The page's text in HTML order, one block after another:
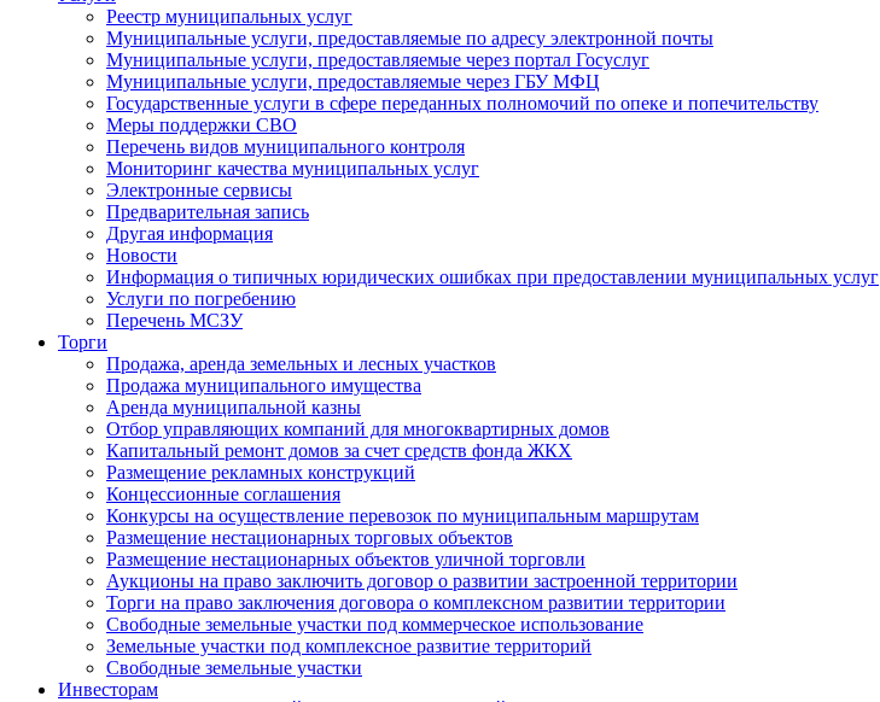
Реестр муниципальных услуг
Муниципальные услуги, предоставляемые по адресу электронной почты
Муниципальные услуги, предоставляемые через портал Госуслуг
Муниципальные услуги, предоставляемые через ГБУ МФЦ
Государственные услуги в сфере переданных полномочий по опеке и попечительству
Меры поддержки СВО
Перечень видов муниципального контроля
Мониторинг качества муниципальных услуг
Электронные сервисы
Предварительная запись
Другая информация
Новости
Информация о типичных юридических ошибках при предоставлении муниципальных услуг
Услуги по погребению
Перечень МСЗУ
Торги
Продажа, аренда земельных и лесных участков
Продажа муниципального имущества
Аренда муниципальной казны
Отбор управляющих компаний для многоквартирных домов
Капитальный ремонт домов за счет средств фонда ЖКХ
Размещение рекламных конструкций
Концессионные соглашения
Конкурсы на осуществление перевозок по муниципальным маршрутам
Размещение нестационарных торговых объектов
Размещение нестационарных объектов уличной торговли
Аукционы на право заключить договор о развитии застроенной территории
Торги на право заключения договора о комплексном развитии территории
Свободные земельные участки под коммерческое использование
Земельные участки под комплексное развитие территорий
Свободные земельные участки
Инвесторам